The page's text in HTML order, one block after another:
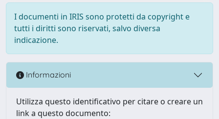
I documenti in IRIS sono protetti da copyright e
tutti i diritti sono riservati, salvo diversa
indicazione.
Informazioni
Utilizza questo identificativo per citare o creare un
link a questo documento: